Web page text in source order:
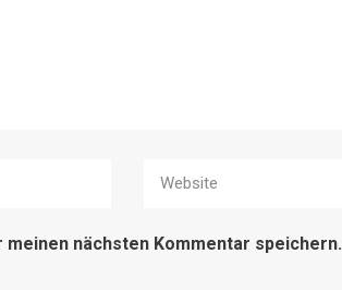
nächsten Kommentar speichern.